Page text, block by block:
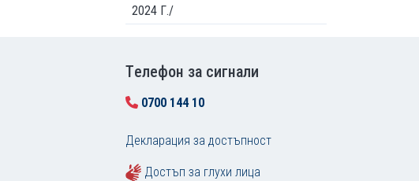
2024 Г./
Tелефон за сигнали
0700 144 10
Декларация за достъпност
Достъп за глухи лица